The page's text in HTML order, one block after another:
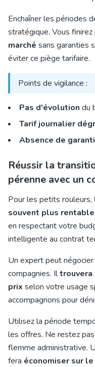
Enchaîner les périodes
stratégique. Vous finirez
marché sans garanties
éviter ce piège tarifaire.
Points de vigilance :
Pas d'évolution du
Tarif journalier
Absence de
Réussir la
pérenne avec un
Pour les petits rouleurs,
souvent plus rentable
en respectant votre
intelligente au contrat
Un expert peut
compagnies. Il
prix selon votre usage
accompagnons pour
Utilisez la période
les offres. Ne restez
flemme administrative.
fera économiser sur